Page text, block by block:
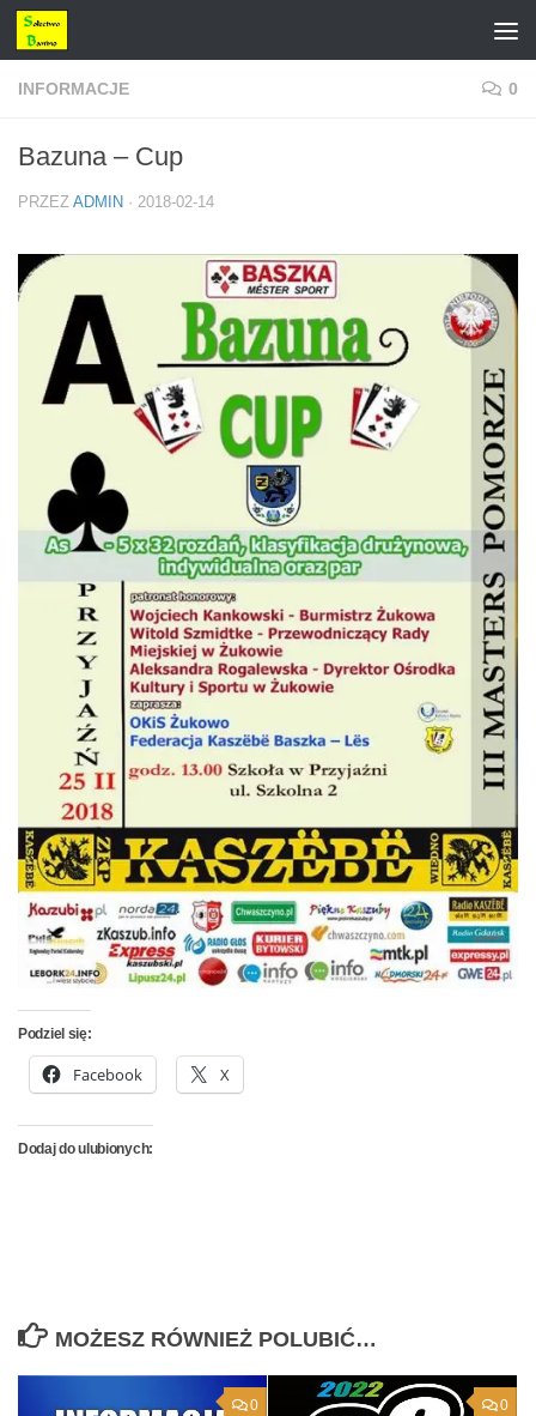
Przejdź do treści
INFORMACJE 0
Bazuna – Cup
PRZEZ ADMIN · 2018-02-14
Podziel się:
Facebook X
Dodaj do ulubionych:
MOŻESZ RÓWNIEŻ POLUBIĆ…
0 0